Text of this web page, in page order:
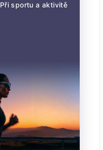
Při sportu a aktivitě